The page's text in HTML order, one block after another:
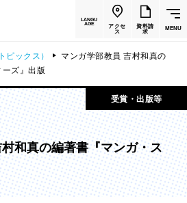
LANGU
AGE
アクセ
ス
資料請
求
MENU
ピックス）
マンガ学部教員 吉村和真の
ズ』出版
受賞・出版等
和真の編著書『マンガ・ス